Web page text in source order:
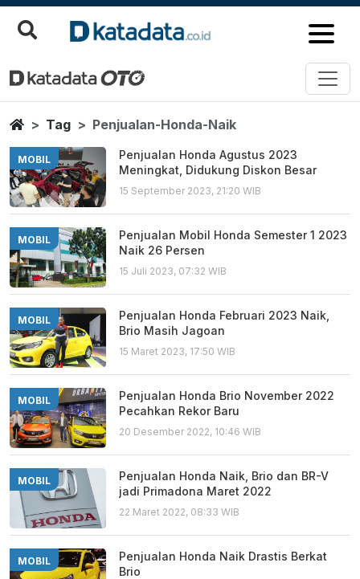
Penjualan Honda Naik
Berita Terbaru
HomeTag Penjualan-Honda-Naik
MOBIL
Penjualan Honda Agustus 2023
Meningkat, Didukung Diskon Besar
15 September 2023, 21:20 WIB
MOBIL
Penjualan Mobil Honda Semester 1 2023
Naik 26 Persen
15 Juli 2023, 07:32 WIB
MOBIL
Penjualan Honda Februari 2023 Naik,
Brio Masih Jagoan
15 Maret 2023, 17:50 WIB
MOBIL
Penjualan Honda Brio November 2022
Pecahkan Rekor Baru
20 Desember 2022, 10:46 WIB
MOBIL
Penjualan Honda Naik, Brio dan BR-V
jadi Primadona Maret 2022
22 Maret 2022, 08:33 WIB
MOBIL
Penjualan Honda Naik Drastis Berkat
Brio